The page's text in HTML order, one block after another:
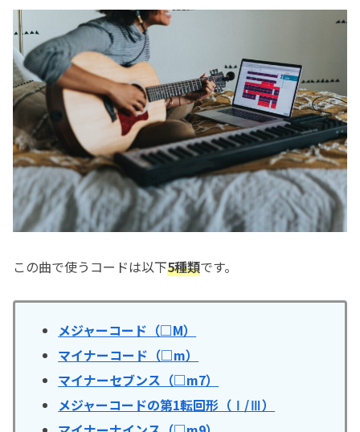
この曲で使うコードは以下5種類です。
メジャーコード（□M）
マイナーコード（□m）
マイナーセブンス（□m7）
メジャーコードの第1転回形（Ⅰ/Ⅲ）